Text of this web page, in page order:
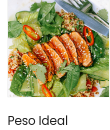
Peso Ideal